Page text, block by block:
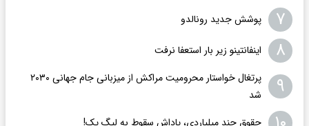
۷ پوشش جدید رونالدو
۸ اینفانتینو زیر بار استعفا نرفت
۹
پرتغال خواستار محرومیت مراکش از میزبانی جام جهانی ۲۰۳۰
شد
حقوق چند میلیاردی، پاداش سقوط به لیگ یک!